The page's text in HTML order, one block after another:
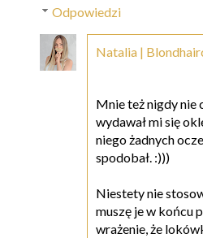
Odpowiedzi
Natalia |
Mnie też nigdy nie
wydawał mi się
niego żadnych
spodobał. :)))
Niestety nie
muszę je w końcu
wrażenie, że